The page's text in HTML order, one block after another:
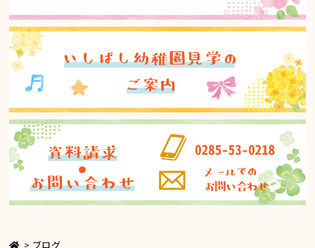
> ブログ